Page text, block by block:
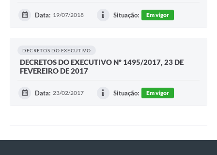
Data: 19/07/2018 Situação: Em vigor
DECRETOS DO EXECUTIVO
DECRETOS DO EXECUTIVO Nº 1495/2017, 23 DE
FEVEREIRO DE 2017
Data: 23/02/2017 Situação: Em vigor